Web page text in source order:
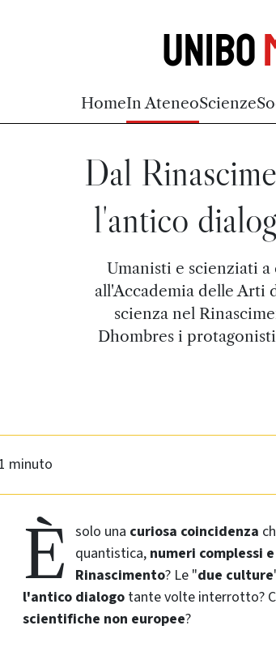
Unibo
HomeIn AteneoScienze
Dal
l'antico
Umanisti e scienziati
all'Accademia delle Arti
scienza nel
Dhombres i
1 minuto
È solo una curiosa coincidenza
quantistica, numeri complessi
Rinascimento? Le "due culture
l'antico dialogo tante volte interrotto?
scientifiche non europee?